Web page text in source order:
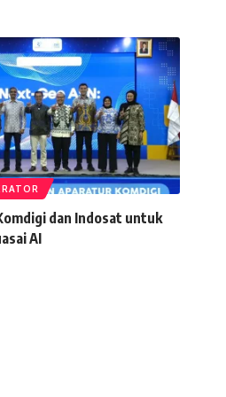
dan Indosat untuk
AI